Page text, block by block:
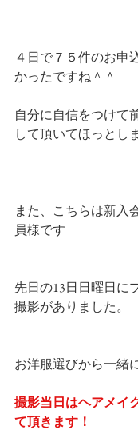
４日で７５件のお申
かったですね＾＾
自分に自信をつけて
して頂いてほっとし
また、こちらは新入
員様です
先日の13日日曜日に
撮影がありました。
お洋服選びから一緒
撮影当日はヘアメイ
て頂きます！